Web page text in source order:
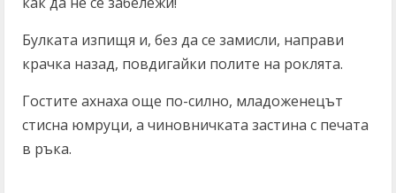
Булката изпищя и, без да се замисли, направи
крачка назад, повдигайки полите на роклята.
Гостите ахнаха още по-силно, младоженецът
стисна юмруци, а чиновничката застина с печата
в ръка.